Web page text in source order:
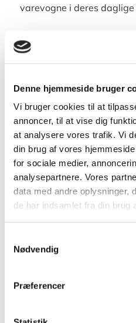
Denne hjemmeside bruger
Vi bruger cookies til at
annoncer, til at vise dig
at analysere vores trafik. Vi
din brug af vores
for sociale medier,
analysepartnere. Vores
data med andre oplysninger,
de har indsamlet fra din brug
Nødvendig
Præferencer
varevogne i deres daglige
sværger
I Ishøj Kommune er
biler elbiler, og
løbende. I
biler på el. Og
med